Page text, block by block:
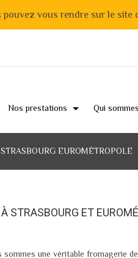
pouvez vous rendre sur le
Nos prestations Qui
EUROMÉTROPOLE
STRASBOURG ET
sommes une véritable fromagerie